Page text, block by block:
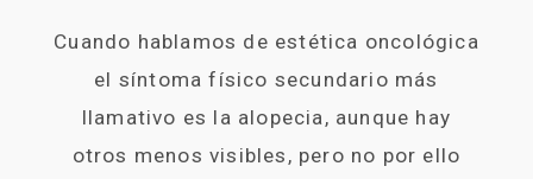
Cuando hablamos de estética oncológica
el síntoma físico secundario más
llamativo es la alopecia, aunque hay
otros menos visibles, pero no por ello